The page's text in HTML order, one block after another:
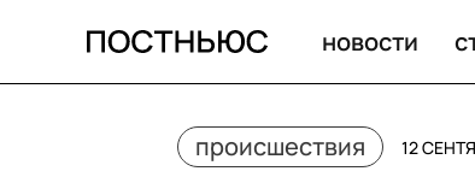
новости
происшествия 12